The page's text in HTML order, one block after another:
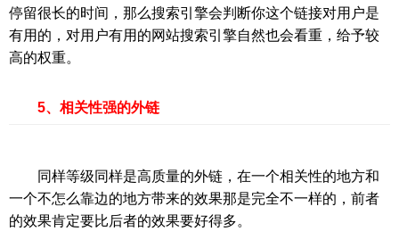
停留很长的时间，那么搜索引擎会判断你这个链接对用户是
有用的，对用户有用的网站搜索引擎自然也会看重，给予较
高的权重。
5、相关性强的外链
同样等级同样是高质量的外链，在一个相关性的地方和
一个不怎么靠边的地方带来的效果那是完全不一样的，前者
的效果肯定要比后者的效果要好得多。